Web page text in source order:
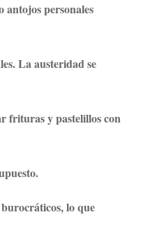
antojos personales
La austeridad se
frituras y pastelillos con
lo que